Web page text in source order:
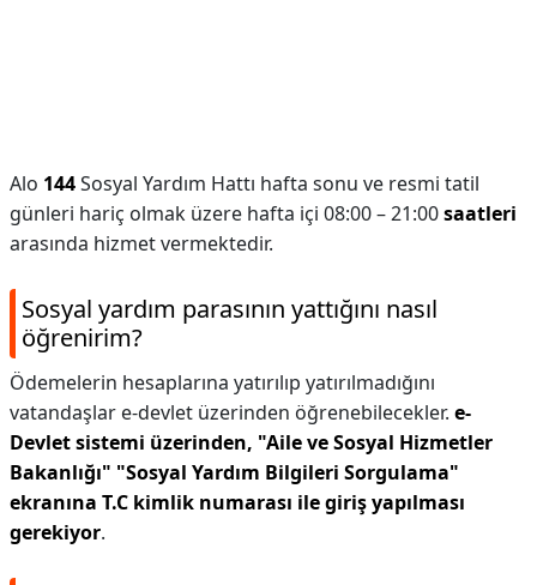
Alo 144Sosyal Yardım Hattı hafta sonu ve resmi tatil
günleri hariç olmak üzere hafta içi 08:00 – 21:00saatleri
arasında hizmet vermektedir.
Sosyal yardım parasının yattığını nasıl
öğrenirim?
Ödemelerin hesaplarına yatırılıp yatırılmadığını
vatandaşlar e-devlet üzerinden öğrenebilecekler. e-
Devlet sistemi üzerinden, "Aile ve Sosyal Hizmetler
Bakanlığı" "Sosyal Yardım Bilgileri Sorgulama"
ekranına T.C kimlik numarası ile giriş yapılması
gerekiyor.